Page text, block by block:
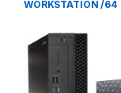
WORKSTATION /64